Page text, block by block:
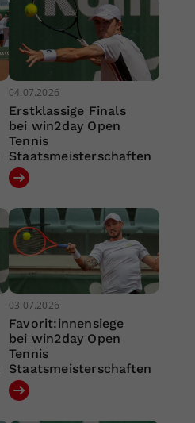
04.07.2026
Erstklassige Finals
bei win2day Open
Tennis
Staatsmeisterschaften
03.07.2026
Favorit:innensiege
bei win2day Open
Tennis
Staatsmeisterschaften